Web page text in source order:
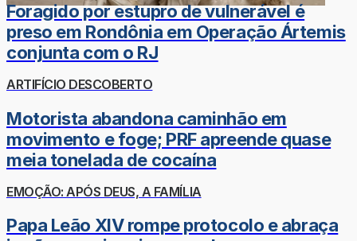
Foragido por estupro de vulnerável é
preso em Rondônia em Operação Ártemis
conjunta com o RJ
ARTIFÍCIO DESCOBERTO
Motorista abandona caminhão em
movimento e foge; PRF apreende quase
meia tonelada de cocaína
EMOÇÃO: APÓS DEUS, A FAMÍLIA
Papa Leão XIV rompe protocolo e abraça